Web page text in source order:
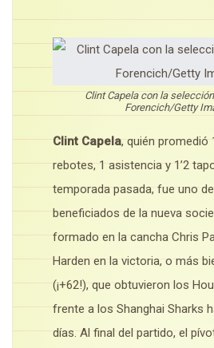
Clint Capela con la
Forencich/Getty
Clint Capela, quién promedió
rebotes, 1 asistencia y 1’2
temporada pasada, fue uno
beneficiados de la nueva
formado en la cancha Chris
Harden en la victoria, o más
(¡+62!), que obtuvieron los
frente a los Shanghai Sharks
días. Al final del partido, el